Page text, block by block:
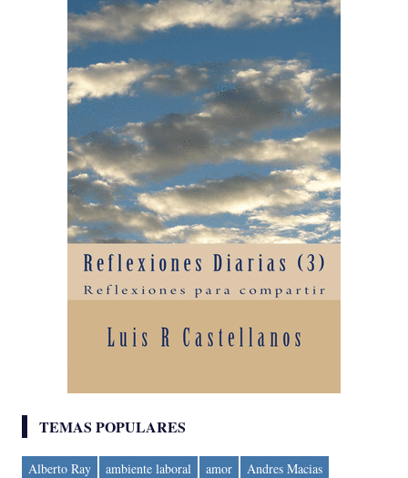
TEMAS POPULARES
Alberto Ray ambiente laboral amor
Andres Macias